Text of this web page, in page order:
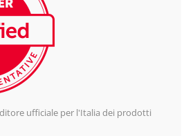
ufficiale per l'Italia dei prodotti